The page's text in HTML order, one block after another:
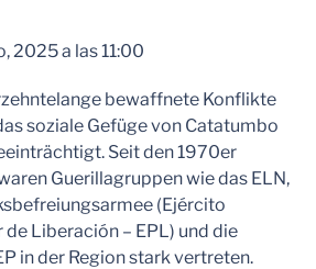
2025 a las 11:00
bewaffnete Konflikte
soziale Gefüge von Catatumbo
Seit den 1970er
Guerillagruppen wie das ELN,
(Ejército
de Liberación – EPL) und die
in der Region stark vertreten.